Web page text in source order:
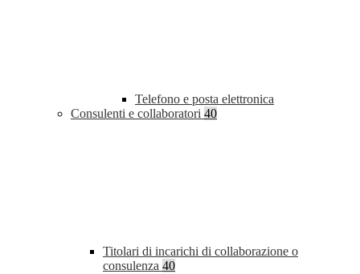
Telefono e posta elettronica
Consulenti e collaboratori 40
Titolari di incarichi di collaborazione o
consulenza 40